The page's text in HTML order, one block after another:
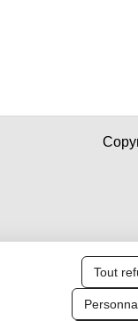
Tout